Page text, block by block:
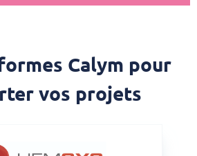
Calym pour
vos projets